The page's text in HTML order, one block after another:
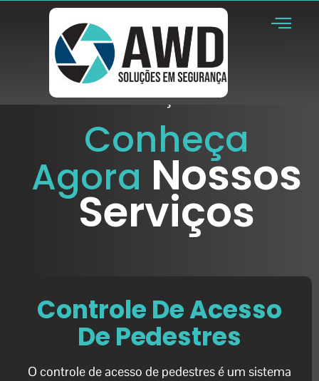
Serviços
Conheça
Agora Nossos
Serviços
Controle De Acesso
De Pedestres
O controle de acesso de pedestres é um sistema